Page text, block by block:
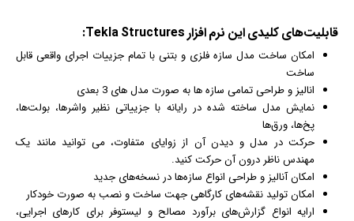
قابلیت‌های کلیدی این نرم افزار Tekla Structures:
امکان ساخت مدل سازه فلزی و بتنی با تمام جزییات اجرای واقعی قابل
ساخت
انالیز و طراحی تمامی سازه ها به صورت مدل های 3 بعدی
نمایش مدل ساخته شده در رایانه با جزییاتی نظیر واشرها، بولت‌ها،
پخ‌ها، ورق‌ها
حرکت در مدل و دیدن آن از زوایای متفاوت، می توانید مانند یک
مهندس ناظر درون آن حرکت كنید.
امكان آنالیز و طراحی انواع سازه‌ها در نسخه‌های جدید
امكان تولید نقشه‌های كارگاهی جهت ساخت و نصب به صورت خودكار
ارایه انواع گزارش‌های برآورد مصالح و لیستوفر برای كارهای اجرایی،